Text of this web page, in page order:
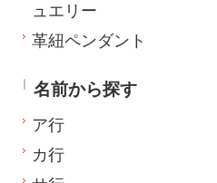
ュエリー
革紐ペンダント
名前から探す
ア行
カ行